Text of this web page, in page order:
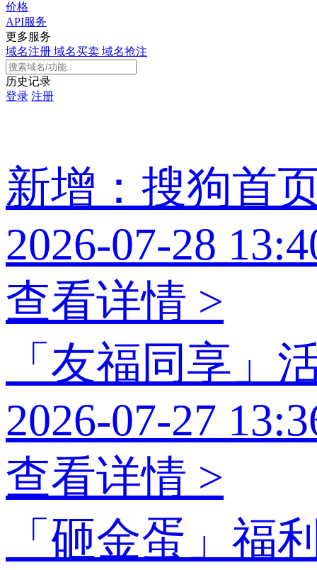
价格
API服务
更多服务
域名注册 域名买卖 域名抢注
历史记录
登录 注册
新增：搜狗首
2026-07-28
查看详情 >
「友福同享」
2026-07-27
查看详情 >
「砸金蛋」福